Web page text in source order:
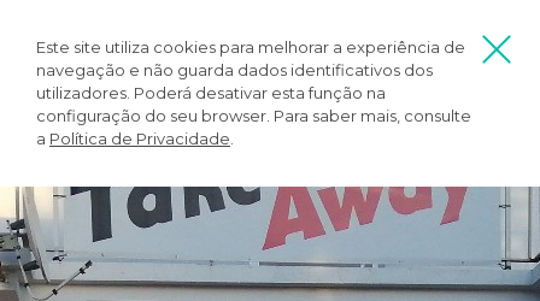
Este site utiliza cookies para melhorar a experiência de
navegação e não guarda dados identificativos dos
utilizadores. Poderá desativar esta função na
configuração do seu browser. Para saber mais, consulte
a Política de Privacidade